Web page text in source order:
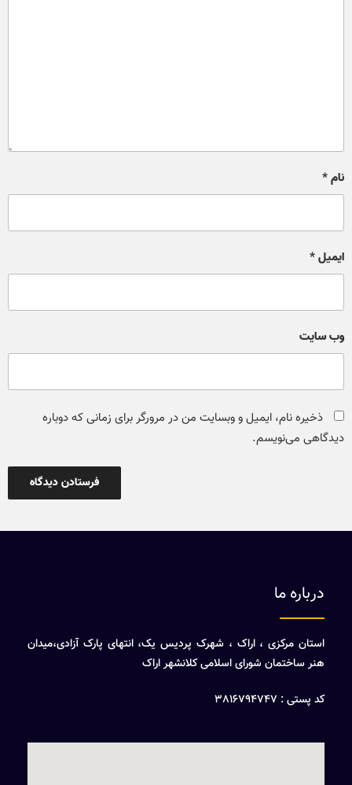
نام*
ایمیل*
وب‌ سایت
ذخیره نام، ایمیل و وبسایت من در مرورگر برای زمانی که دوباره
دیدگاهی می‌نویسم.
درباره ما
استان مرکزی ، اراک ، شهرک پردیس یک، انتهای پارک آزادی،میدان
هنر ساختمان شورای اسلامی کلانشهر اراک
کد پستی : 3816794747